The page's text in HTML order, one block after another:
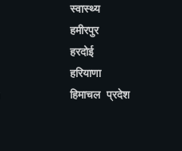
स्वास्थ्य
हमीरपुर
हरदोई
हरियाणा
हिमाचल प्रदेश